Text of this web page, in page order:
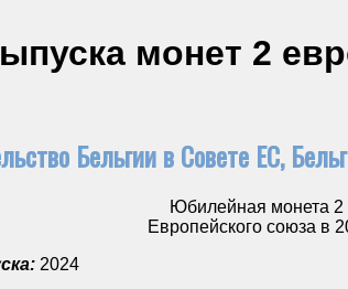
монет 2
Бельгии в Совете ЕС,
Юбилейная монета 2
Европейского союза в
2024